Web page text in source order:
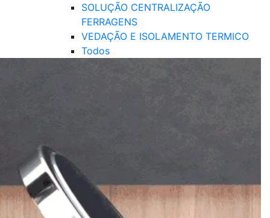
SOLUÇÃO CENTRALIZAÇÃO
FERRAGENS
VEDAÇÃO E ISOLAMENTO TERMICO
Todos